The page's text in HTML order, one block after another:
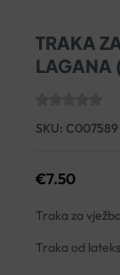
TRAKA
LAGANA
SKU: C007589
€7.50
Traka za
Traka od